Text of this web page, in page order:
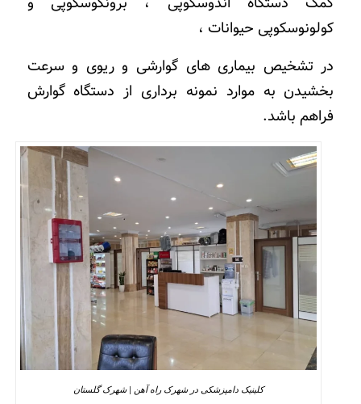
کولونوسکوپی حیوانات ،
در تشخیص بیماری های گوارشی و ریوی و سرعت
بخشیدن به موارد نمونه برداری از دستگاه گوارش
فراهم باشد.
کلینیک دامپزشکی در شهرک راه آهن | شهرک گلستان